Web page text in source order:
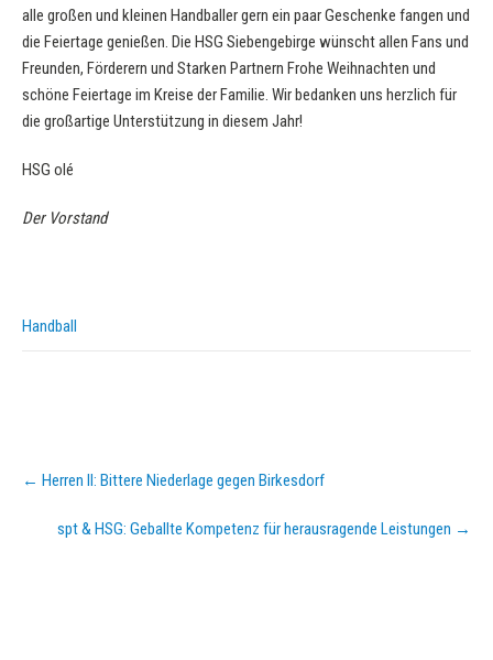
alle großen und kleinen Handballer gern ein paar Geschenke fangen und
die Feiertage genießen. Die HSG Siebengebirge wünscht allen Fans und
Freunden, Förderern und Starken Partnern Frohe Weihnachten und
schöne Feiertage im Kreise der Familie. Wir bedanken uns herzlich für
die großartige Unterstützung in diesem Jahr!
HSG olé
Der Vorstand
Handball
Post
navigation
← Herren II: Bittere Niederlage gegen Birkesdorf
spt & HSG: Geballte Kompetenz für herausragende Leistungen →